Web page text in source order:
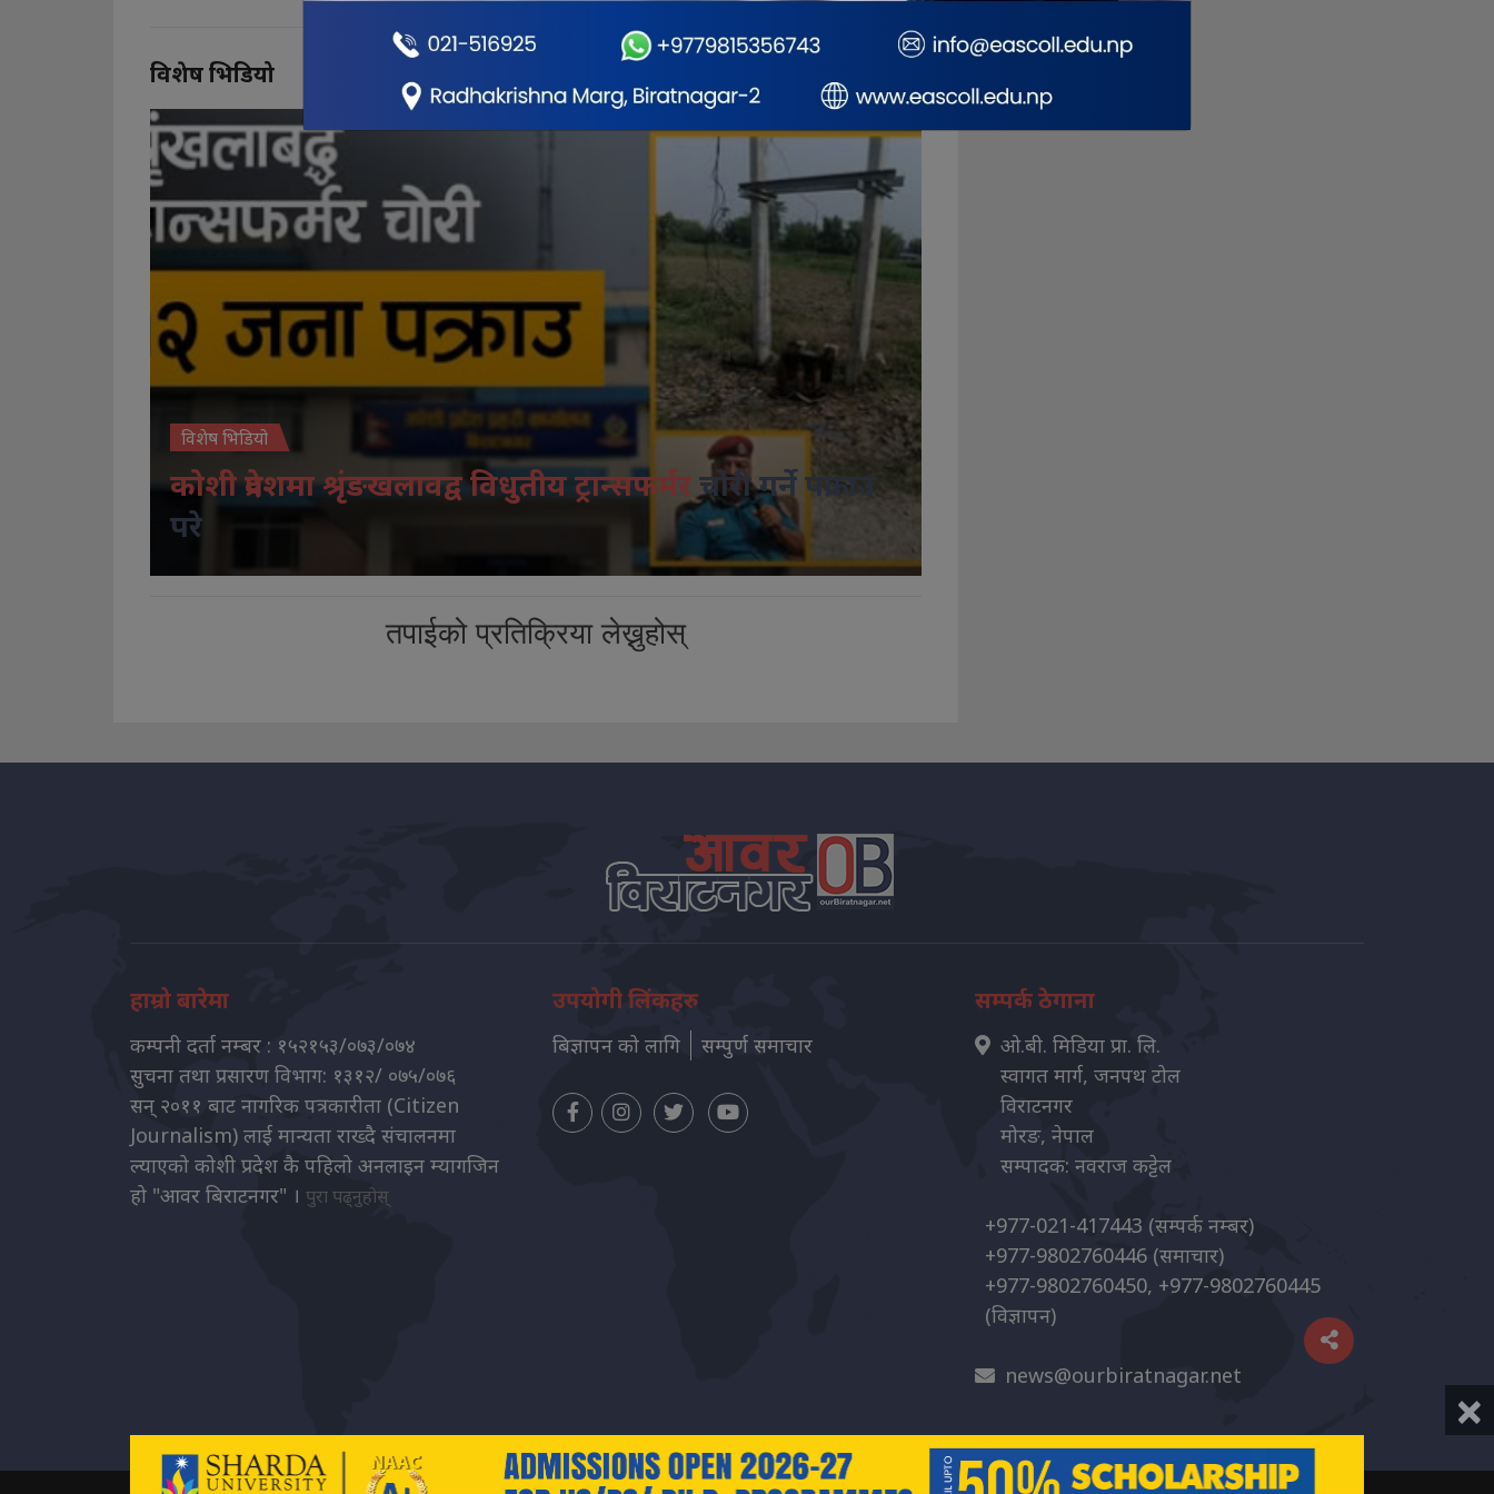
विशेष भिडियो
विशेष भिडियो
कोशी प्रदेशमा श्रृंङखलावद्व विधुतीय ट्रान्सफर्मरचोरी गर्ने पक्राउ
परे
तपाईको प्रतिक्रिया लेख्नुहोस्
हाम्रो बारेमा
कम्पनी दर्ता नम्बर : १५२१५३/०७३/०७४
सुचना तथा प्रसारण विभाग: १३१२/ ०७५/०७६
सन् २०११ बाट नागरिक पत्रकारीता (Citizen
Journalism) लाई मान्यता राख्दै संचालनमा
ल्याएको कोशी प्रदेश कै पहिलो अनलाइन म्यागजिन
हो "आवर बिराटनगर" । पुरा पढ्नुहोस्
उपयोगी लिंकहरु
बिज्ञापन को लागि सम्पुर्ण समाचार
सम्पर्क ठेगाना
ओ.बी. मिडिया प्रा. लि.
स्वागत मार्ग, जनपथ टोल
विराटनगर
मोरङ, नेपाल
सम्पादक: नवराज कट्टेल
+977-021-417443 (सम्पर्क नम्बर)
+977-9802760446(समाचार)
+977-9802760450, +977-9802760445
(विज्ञापन)
news@ourbiratnagar.net
×